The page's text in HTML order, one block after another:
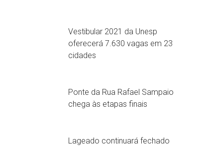
Vestibular 2021 da Unesp
oferecerá 7.630 vagas em 23
cidades
Ponte da Rua Rafael Sampaio
chega às etapas finais
Lageado continuará fechado